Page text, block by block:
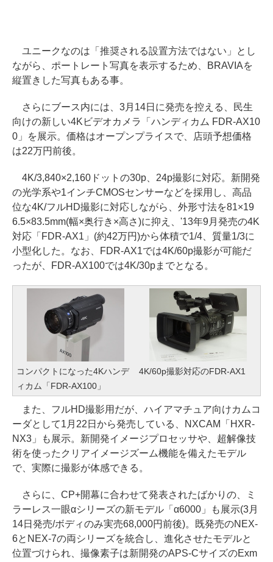
ユニークなのは「推奨される設置方法ではない」とし
ながら、ポートレート写真を表示するため、BRAVIAを
縦置きした写真もある事。
さらにブース内には、3月14日に発売を控える、民生
向けの新しい4Kビデオカメラ「ハンディカム FDR-AX10
0」を展示。価格はオープンプライスで、店頭予想価格
は22万円前後。
4K/3,840×2,160ドットの30p、24p撮影に対応。新開発
の光学系や1インチCMOSセンサーなどを採用し、高品
位な4K/フルHD撮影に対応しながら、外形寸法を81×19
6.5×83.5mm(幅×奥行き×高さ)に抑え、'13年9月発売の4K
対応「FDR-AX1」(約42万円)から体積で1/4、質量1/3に
小型化した。なお、FDR-AX1では4K/60p撮影が可能だ
ったが、FDR-AX100では4K/30pまでとなる。
コンパクトになった4Kハンデ
ィカム「FDR-AX100」
4K/60p撮影対応のFDR-AX1
また、フルHD撮影用だが、ハイアマチュア向けカムコ
ーダとして1月22日から発売している、NXCAM「HXR-
NX3」も展示。新開発イメージプロセッサや、超解像技
術を使ったクリアイメージズーム機能を備えたモデル
で、実際に撮影が体感できる。
さらに、CP+開幕に合わせて発表されたばかりの、ミ
ラーレス一眼αシリーズの新モデル「α6000」も展示(3月
14日発売/ボディのみ実売68,000円前後)。既発売のNEX-
6とNEX-7の両シリーズを統合し、進化させたモデルと
位置づけられ、撮像素子は新開発のAPS-CサイズのExm